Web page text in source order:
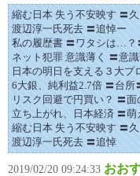
縮む日本 失う不安映す 〓
渡辺淳一氏死去 〓追悼ー
私の履歴書 〓ワタシは…？
ネット犯罪 意識薄く 〓意
日本の明日を支える３大プ
6大銀、純利益2.7倍 〓台所
リスク回避で円買い？ 〓面
立ち上がれ、日本経済 〓萌
縮む日本 失う不安映す 〓
渡辺淳一氏死去 〓追悼
2019/02/20 09:24:33 おお